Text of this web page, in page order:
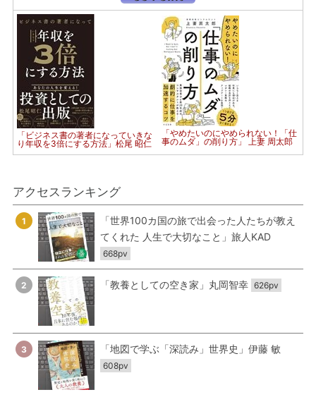
「ビジネス書の著者になっていきな
り年収を3倍にする方法」松尾 昭仁
「やめたいのにやめられない！「仕
事のムダ」の削り方」 上妻 周太郎
アクセスランキング
1
「世界100カ国の旅で出会った人たちが教え
てくれた 人生で大切なこと」旅人KAD
668pv
2 「教養としての空き家」丸岡智幸 626pv
3 「地図で学ぶ「深読み」世界史」伊藤 敏
608pv